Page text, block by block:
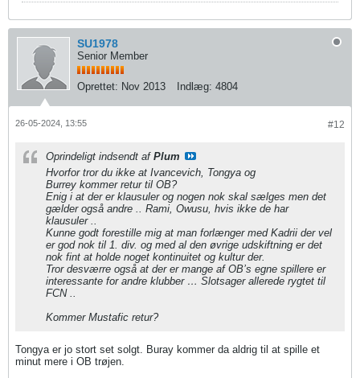
SU1978
Senior Member
Oprettet: Nov 2013 Indlæg: 4804
#12
26-05-2024, 13:55
Oprindeligt indsendt af Plum
Hvorfor tror du ikke at Ivancevich, Tongya og
Burrey​ kommer retur til OB?
Enig i at der er klausuler og nogen nok skal sælges men det
gælder også andre .. Rami, Owusu, hvis ikke de har
klausuler ..
Kunne godt forestille mig at man forlænger med Kadrii der vel
er god nok til 1. div. og med al den øvrige udskiftning er det
nok fint at holde noget kontinuitet og kultur der.
Tror desværre også at der er mange af OB’s egne spillere er
interessante for andre klubber … Slotsager allerede rygtet til
FCN ..
Kommer Mustafic retur?
Tongya er jo stort set solgt. Buray kommer da aldrig til at spille et
minut mere i OB trøjen.